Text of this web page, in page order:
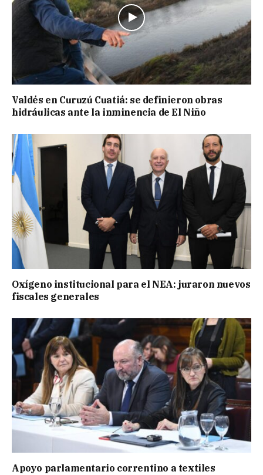
Valdés en Curuzú Cuatiá: se definieron obras
hidráulicas ante la inminencia de El Niño
Oxígeno institucional para el NEA: juraron nuevos
fiscales generales
Apoyo parlamentario correntino a textiles